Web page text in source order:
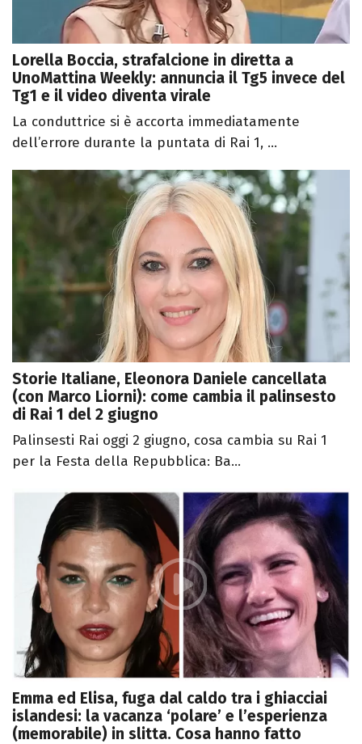
Lorella Boccia, strafalcione in diretta a
UnoMattina Weekly: annuncia il Tg5 invece del
Tg1 e il video diventa virale
La conduttrice si è accorta immediatamente
dell’errore durante la puntata di Rai 1, ...
Storie Italiane, Eleonora Daniele cancellata
(con Marco Liorni): come cambia il palinsesto
di Rai 1 del 2 giugno
Palinsesti Rai oggi 2 giugno, cosa cambia su Rai 1
per la Festa della Repubblica: Ba...
Emma ed Elisa, fuga dal caldo tra i ghiacciai
islandesi: la vacanza ‘polare’ e l’esperienza
(memorabile) in slitta. Cosa hanno fatto